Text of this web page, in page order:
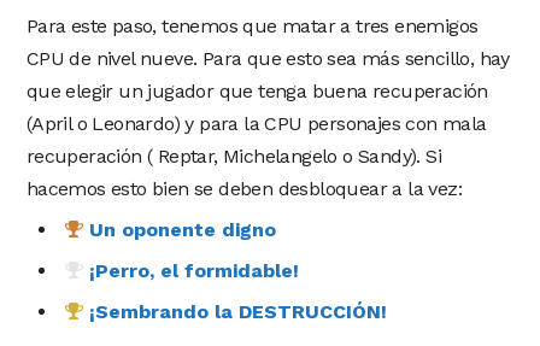
Para este paso, tenemos que matar a tres enemigos
CPU de nivel nueve. Para que esto sea más sencillo, hay
que elegir un jugador que tenga buena recuperación
(April o Leonardo) y para la CPU personajes con mala
recuperación ( Reptar, Michelangelo o Sandy). Si
hacemos esto bien se deben desbloquear a la vez:
Un oponente digno
¡Perro, el formidable!
¡Sembrando la DESTRUCCIÓN!